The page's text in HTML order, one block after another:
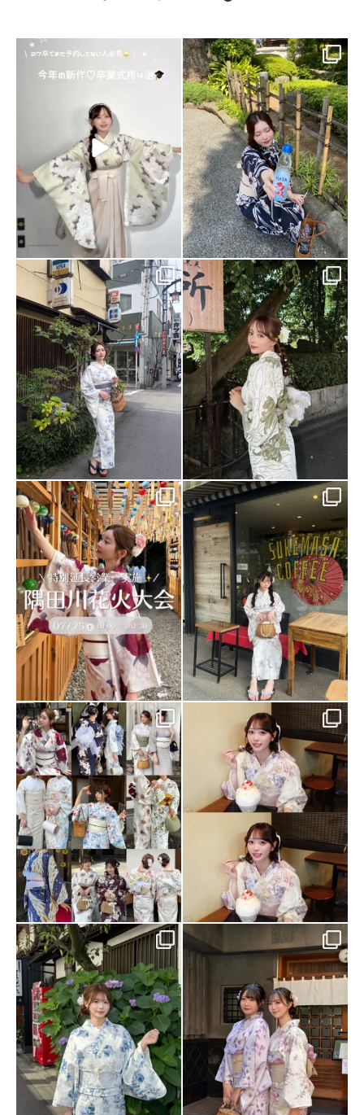
🎓卒業式の準備、もうできてます
7月15日から下見会受付開始中ℹ️
明日は隅田川花火大会🎆
ご予約まだまだ承っております…❣️...
111 1
白多めのブルー系浴衣で大人っぽい
🫐🤍🤍
...
95 0
夏っぽく涼しげに見えるグリーンの
浴衣でまとまりのある大人っぽいス
タイル💚
...
68 0
隅田川花火大会🍧
...
86 0
夏が本格的に近づいてきていますね
1
様々なスタイルの浴衣をまとめてみ
ました🪄
...
80 0
夏といえばかき氷🍧
浴衣を着てかき氷食べに行きません
か❕
...
90 3
ブルーの浴衣で涼しげに、夏の振袖
結びで華やかに🍉🧊
...
156 0
お友達とシミラールックな浴衣コー
デで夏祭り🎀🫶🏻
...
1